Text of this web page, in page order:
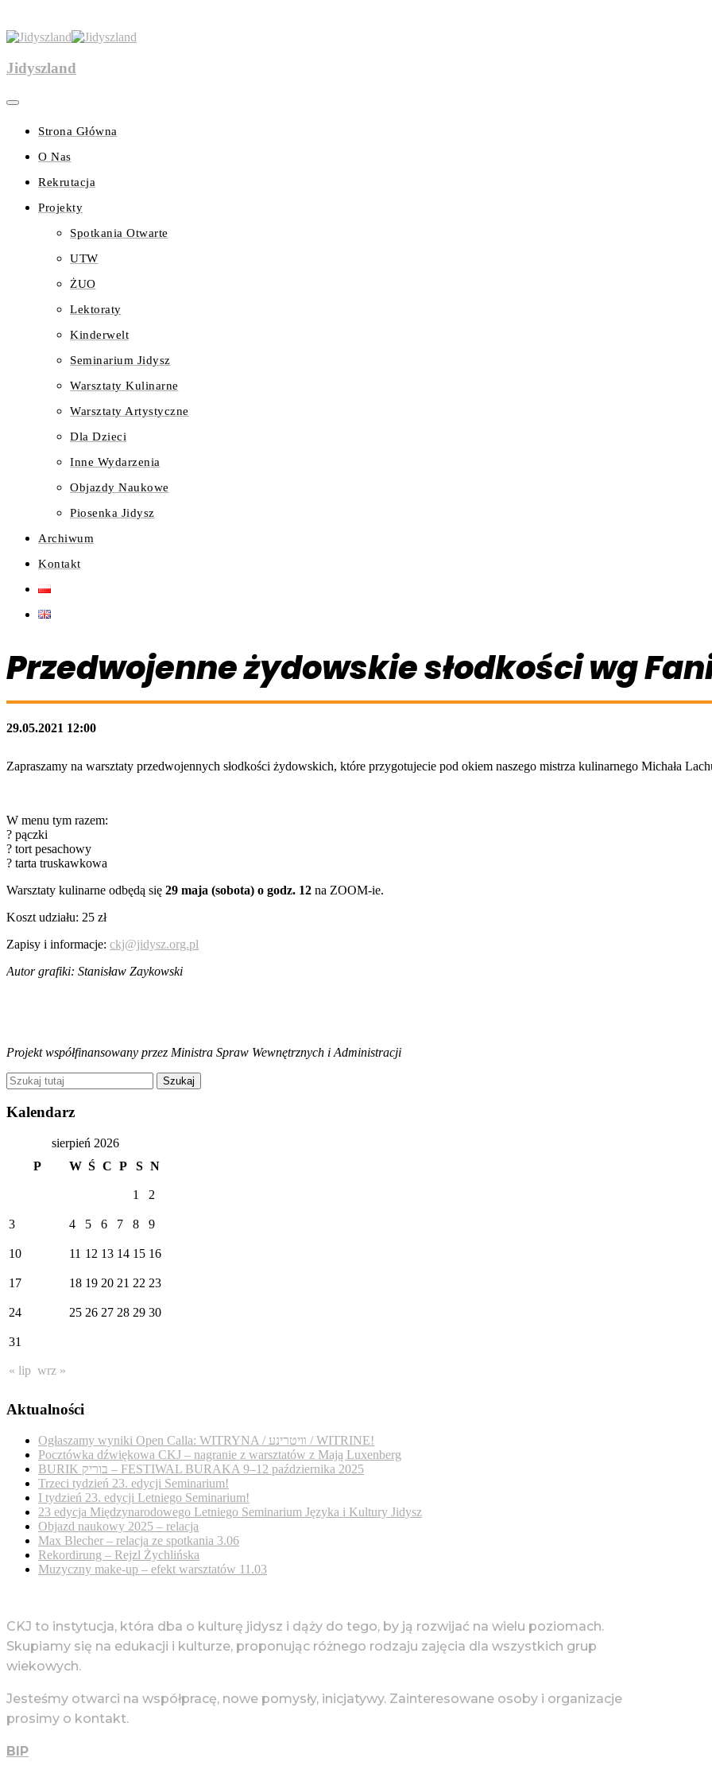
Jidyszland
Strona Główna
O Nas
Rekrutacja
Projekty
Spotkania Otwarte
UTW
ŻUO
Lektoraty
Kinderwelt
Seminarium Jidysz
Warsztaty Kulinarne
Warsztaty Artystyczne
Dla Dzieci
Inne Wydarzenia
Objazdy Naukowe
Piosenka Jidysz
Archiwum
Kontakt
Przedwojenne żydowskie słodkości wg
29.05.2021 12:00
Zapraszamy na warsztaty przedwojennych słodkości żydowskich, które przygotujecie pod okiem naszego mistrza kulinarnego Michała
W menu tym razem:
? pączki
? tort pesachowy
? tarta truskawkowa
Warsztaty kulinarne odbędą się 29 maja (sobota) o godz. 12 na ZOOM-ie.
Koszt udziału: 25 zł
Zapisy i informacje: ckj@jidysz.org.pl
Autor grafiki: Stanisław Zaykowski
Projekt współfinansowany przez Ministra Spraw Wewnętrznych i Administracji
Kalendarz
sierpień 2026
P
W Ś C P S N
1 2
3 4 5 6 7 8 9
10 11 12 13 14 15 16
17 18 19 20 21 22 23
24 25 26 27 28 29 30
31
« lip wrz »
Aktualności
Ogłaszamy wyniki Open Calla: WITRYNA / װיטרינע / WITRINE!
Pocztówka dźwiękowa CKJ – nagranie z warsztatów z Mają Luxenberg
BURIK בוריק – FESTIWAL BURAKA 9–12 października 2025
Trzeci tydzień 23. edycji Seminarium!
I tydzień 23. edycji Letniego Seminarium!
23 edycja Międzynarodowego Letniego Seminarium Języka i Kultury Jidysz
Objazd naukowy 2025 – relacja
Max Blecher – relacja ze spotkania 3.06
Rekordirung – Rejzl Żychlińska
Muzyczny make-up – efekt warsztatów 11.03
CKJ to instytucja, która dba o kulturę jidysz i dąży do tego, by ją rozwijać na wielu poziomach.
Skupiamy się na edukacji i kulturze, proponując różnego rodzaju zajęcia dla wszystkich grup
wiekowych.
Jesteśmy otwarci na współpracę, nowe pomysły, inicjatywy. Zainteresowane osoby i organizacje
prosimy o kontakt.
BIP